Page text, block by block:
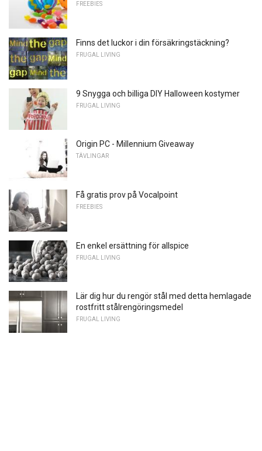
FREEBIES
Finns det luckor i din försäkringstäckning?
FRUGAL LIVING
9 Snygga och billiga DIY Halloween kostymer
FRUGAL LIVING
Origin PC - Millennium Giveaway
TÄVLINGAR
Få gratis prov på Vocalpoint
FREEBIES
En enkel ersättning för allspice
FRUGAL LIVING
Lär dig hur du rengör stål med detta hemlagade
rostfritt stålrengöringsmedel
FRUGAL LIVING